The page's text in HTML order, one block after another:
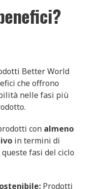
Better World
che offrono
nelle fasi più
con almeno
in termini di
fasi del ciclo
Prodotti